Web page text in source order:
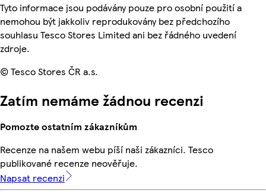
Tyto informace jsou podávány pouze pro osobní použití a
nemohou být jakkoliv reprodukovány bez předchozího
souhlasu Tesco Stores Limited ani bez řádného uvedení
zdroje.
© Tesco Stores ČR a.s.
Zatím nemáme žádnou recenzi
Pomozte ostatním zákazníkům
Recenze na našem webu píší naši zákazníci. Tesco
publikované recenze neověřuje.
Napsat recenzi